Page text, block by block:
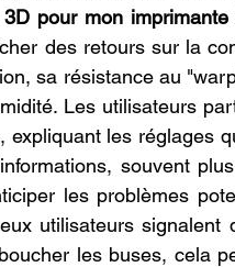
pour mon imprimante
des retours sur la
sa résistance au
Les utilisateurs
les réglages
souvent
les problèmes
utilisateurs signalent
les buses, cela